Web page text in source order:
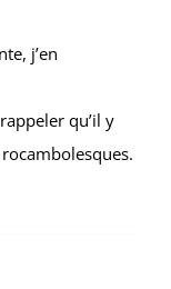
j’en
qu’il y